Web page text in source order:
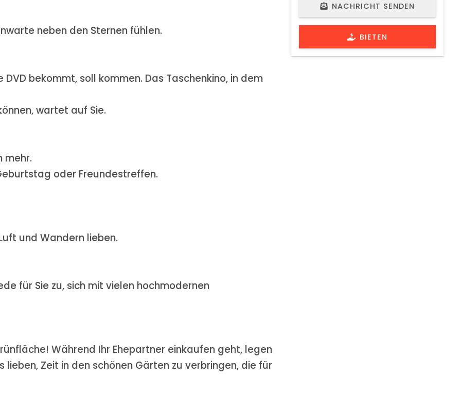
neben den Sternen fühlen.
bekommt, soll kommen. Das Taschenkino, in dem
wartet auf Sie.
mehr.
oder Freundestreffen.
und Wandern lieben.
für Sie zu, sich mit vielen hochmodernen
Während Ihr Ehepartner einkaufen geht, legen
lieben, Zeit in den schönen Gärten zu verbringen, die für
NACHRICHT SENDEN
BIETEN